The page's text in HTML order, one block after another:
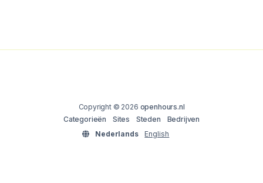
Copyright © 2026 openhours.nl
Categorieën
Sites Steden
Bedrijven
Nederlands
English